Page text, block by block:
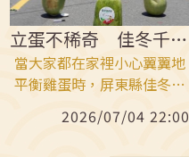
立蛋不稀奇 佳冬千人立大西瓜造型超吸睛
當大家都在家裡小心翼翼地
平衡雞蛋時，屏東縣佳冬鄉
馬路上「立西瓜」了。由屏
2026/07/04 22:00